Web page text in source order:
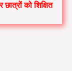
को शिक्षित